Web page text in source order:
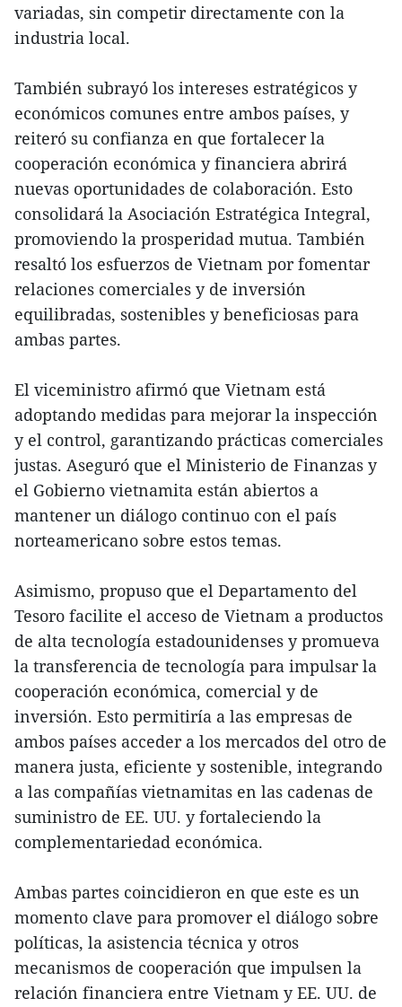
variadas, sin competir directamente con la
industria local.
También subrayó los intereses estratégicos y
económicos comunes entre ambos países, y
reiteró su confianza en que fortalecer la
cooperación económica y financiera abrirá
nuevas oportunidades de colaboración. Esto
consolidará la Asociación Estratégica Integral,
promoviendo la prosperidad mutua. También
resaltó los esfuerzos de Vietnam por fomentar
relaciones comerciales y de inversión
equilibradas, sostenibles y beneficiosas para
ambas partes.
El viceministro afirmó que Vietnam está
adoptando medidas para mejorar la inspección
y el control, garantizando prácticas comerciales
justas. Aseguró que el Ministerio de Finanzas y
el Gobierno vietnamita están abiertos a
mantener un diálogo continuo con el país
norteamericano sobre estos temas.
Asimismo, propuso que el Departamento del
Tesoro facilite el acceso de Vietnam a productos
de alta tecnología estadounidenses y promueva
la transferencia de tecnología para impulsar la
cooperación económica, comercial y de
inversión. Esto permitiría a las empresas de
ambos países acceder a los mercados del otro de
manera justa, eficiente y sostenible, integrando
a las compañías vietnamitas en las cadenas de
suministro de EE. UU. y fortaleciendo la
complementariedad económica.
Ambas partes coincidieron en que este es un
momento clave para promover el diálogo sobre
políticas, la asistencia técnica y otros
mecanismos de cooperación que impulsen la
relación financiera entre Vietnam y EE. UU. de